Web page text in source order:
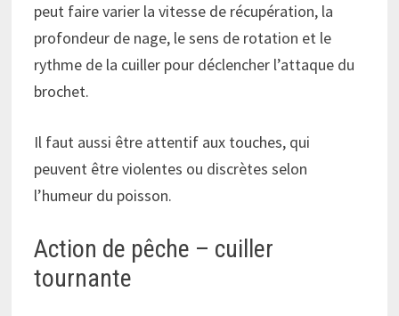
peut faire varier la vitesse de récupération, la
profondeur de nage, le sens de rotation et le
rythme de la cuiller pour déclencher l’attaque du
brochet.
Il faut aussi être attentif aux touches, qui
peuvent être violentes ou discrètes selon
l’humeur du poisson.
Action de pêche – cuiller
tournante